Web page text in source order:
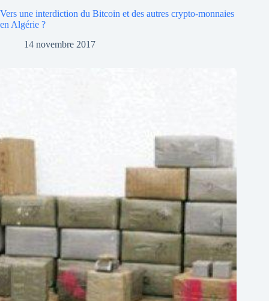
Vers une interdiction du Bitcoin et des autres crypto-monnaies
en Algérie ?
14 novembre 2017